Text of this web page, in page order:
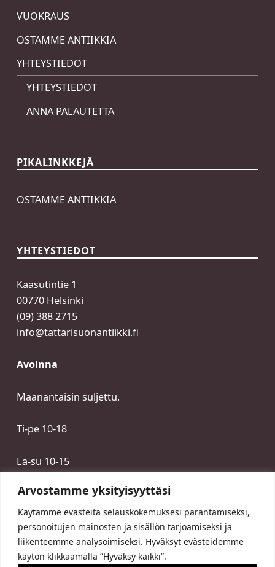
Arvostamme yksityisyyttäsi
Käytämme evästeitä selauskokemuksesi parantamiseksi,
personoitujen mainosten ja sisällön tarjoamiseksi ja
liikenteemme analysoimiseksi. Hyväksyt evästeidemme
käytön klikkaamalla ”Hyväksy kaikki”.
VUOKRAUS
OSTAMME ANTIIKKIA
YHTEYSTIEDOT
YHTEYSTIEDOT
ANNA PALAUTETTA
PIKALINKKEJÄ
OSTAMME ANTIIKKIA
YHTEYSTIEDOT
Kaasutintie 1
00770 Helsinki
(09) 388 2715
info@tattarisuonantiikki.fi
Avoinna
Maanantaisin suljettu.
Ti-pe 10-18
La-su 10-15